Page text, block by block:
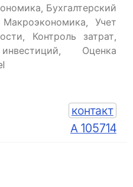
Бухгалтерский
Учет
Контроль затрат,
Оценка
контакт
А 105714